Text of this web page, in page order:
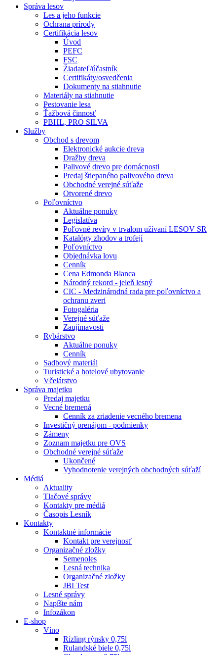
Správa lesov
Les a jeho funkcie
Ochrana prírody
Certifikácia lesov
Úvod
PEFC
FSC
Žiadateľ/účastník
Certifikáty/osvedčenia
Dokumenty na stiahnutie
Materiály na stiahnutie
Pestovanie lesa
Ťažbová činnosť
PBHL, PRO SILVA
Služby
Obchod s drevom
Elektronické aukcie dreva
Dražby dreva
Palivové drevo pre domácnosti
Predaj štiepaného palivového dreva
Obchodné verejné súťaže
Otvorené drevo
Poľovníctvo
Aktuálne ponuky
Legislatíva
Poľovné revíry v trvalom užívaní LESOV SR
Katalógy zhodov a trofejí
Poľovníctvo
Objednávka lovu
Cenník
Cena Edmonda Blanca
Národný rekord - jeleň lesný
CIC - Medzinárodná rada pre poľovníctvo a
ochranu zveri
Fotogaléria
Verejné súťaže
Zaujímavosti
Rybárstvo
Aktuálne ponuky
Cenník
Sadbový materiál
Turistické a hotelové ubytovanie
Včelárstvo
Správa majetku
Predaj majetku
Vecné bremená
Cenník za zriadenie vecného bremena
Investičný prenájom - podmienky
Zámeny
Zoznam majetku pre OVS
Obchodné verejné súťaže
Ukončené
Vyhodnotenie verejných obchodných súťaží
Médiá
Aktuality
Tlačové správy
Kontakty pre médiá
Časopis Lesník
Kontakty
Kontaktné informácie
Kontakt pre verejnosť
Organizačné zložky
Semenoles
Lesná technika
Organizačné zložky
JBI Test
Lesné správy
Napíšte nám
Infozákon
E-shop
Víno
Rízling rýnsky 0,75l
Rulandské biele 0,75l